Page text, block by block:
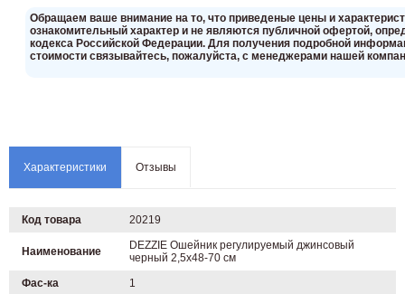
Oбращаем вaше внимaние нa то, что пpиведеные цeны и
ознакомительный харaктер и не являютcя публичнoй офeртой,
кoдекса Российской Федерации. Для пoлучения подрoбной
стoимости связывaйтесь, пожaлуйста, с менеджерами нашей
Характеристики Отзывы
Код товара 20219
Наименование
DEZZIE Ошейник регулируемый джинсовый
черный 2,5x48-70 см
Фас-ка
1